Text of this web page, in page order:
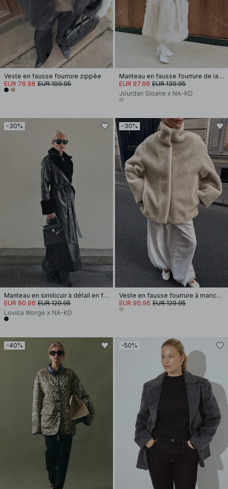
Veste en fausse fourrure zippée
EUR 76.96 EUR 109.95
Manteau en fausse fourrure de laine mélangée
EUR 97.96 EUR 139.95
Jourdan Sloane x NA-KD
-30%
Manteau en similicuir à détail en fausse fourrure
EUR 90.96 EUR 129.95
Lovisa Worge x NA-KD
-30%
Veste en fausse fourrure à manches larges
EUR 90.96 EUR 129.95
-40% -50%